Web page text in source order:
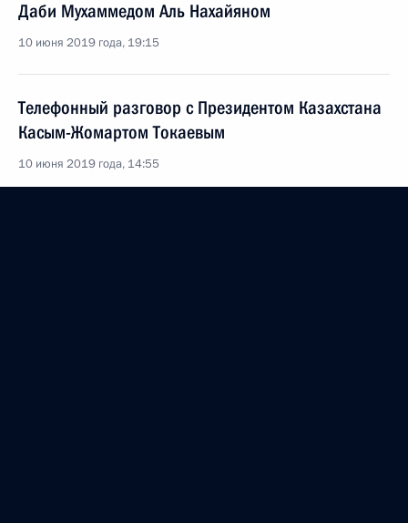
Даби Мухаммедом Аль Нахайяном
10 июня 2019 года, 19:15
Телефонный разговор с Президентом Казахстана
Касым-Жомартом Токаевым
10 июня 2019 года, 14:55